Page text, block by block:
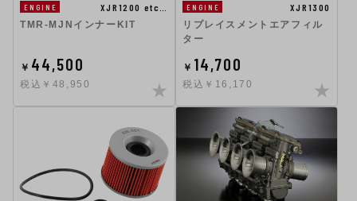
ENGINE
XJR1200 etc…
TMR-MJNインナーKIT
￥ 44,500
税込￥48,950
ENGINE
XJR1300
リプレイスメントエアフィル
ター
￥ 14,700
税込￥16,170